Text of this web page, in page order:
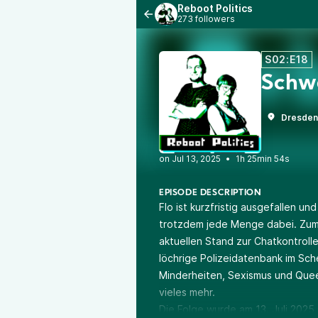
Reboot Politics
273 followers
S02:E18
Dresden
• 1h 25min 54s
EPISODE DESCRIPTION
Flo ist kurzfristig ausgefallen
trotzdem jede Menge dabei.
aktuellen Stand zur
löchrige Polizeidatenbank im
Minderheiten, Sexismus und
vieles mehr.
Die Folge wurde am 13. Juli 2025